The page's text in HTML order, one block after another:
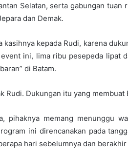
Selatan, serta gabungan tuan
dan Demak.
kasihnya kepada Rudi, karena
ini, lima ribu pesepeda lipat
di Batam.
Rudi. Dukungan itu yang membuat
pihaknya memang menunggu
ini direncanakan pada
hari sebelumnya dan berakhir